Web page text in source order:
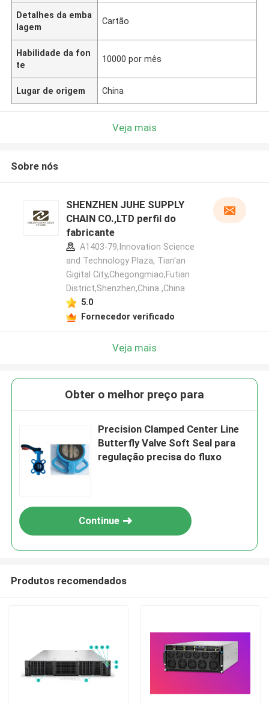
Detalhes da emba
lagem
Cartão
Habilidade da fon
te
10000 por mês
Lugar de origem China
Veja mais
Sobre nós
SHENZHEN JUHE SUPPLY
CHAIN CO.,LTD perfil do
fabricante
A1403-79,Innovation Science
and Technology Plaza, Tian'an
Gigital City,Chegongmiao,Futian
District,Shenzhen,China ,China
5.0
Fornecedor verificado
Veja mais
Obter o melhor preço para
Precision Clamped Center Line
Butterfly Valve Soft Seal para
regulação precisa do fluxo
Continue
Produtos recomendados